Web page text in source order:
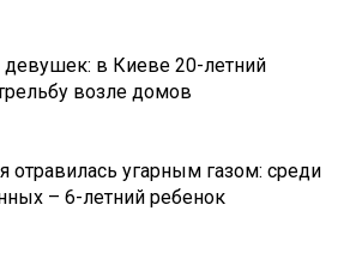
девушек: в Киеве 20-летний
возле домов
отравилась угарным газом: среди
– 6-летний ребенок